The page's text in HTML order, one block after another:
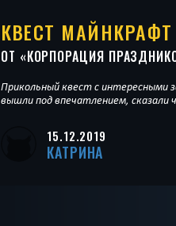
КВЕСТ МАЙНКРАФТ
ОТ «КОРПОРАЦИЯ
Прикольный квест с интересными
вышли под впечатлением, сказали
15.12.2019
КАТРИНА